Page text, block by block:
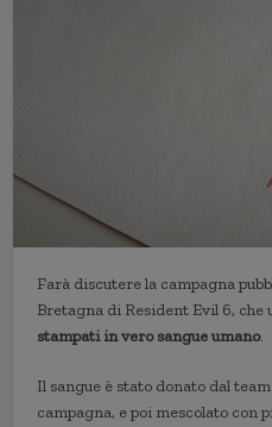
Farà discutere la campagna
Bretagna di Resident Evil 6,
stampati in vero sangue umano.
Il sangue è stato donato dal
campagna, e poi mescolato con